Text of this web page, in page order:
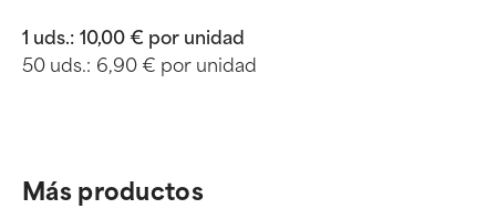
1 uds.: 10,00 € por unidad
50 uds.: 6,90 € por unidad
Más productos